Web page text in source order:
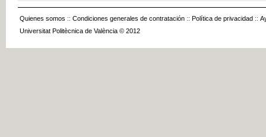
Quienes somos :: Condiciones generales de contratación :: Política de privacidad ::
Universitat Politècnica de València © 2012